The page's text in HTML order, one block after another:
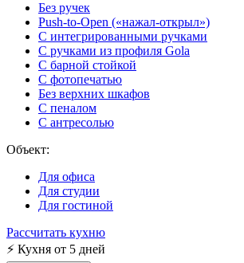
Без ручек
Push-to-Open («нажал-открыл»)
С интегрированными ручками
С ручками из профиля Gola
С барной стойкой
С фотопечатью
Без верхних шкафов
С пеналом
С антресолью
Объект:
Для офиса
Для студии
Для гостиной
Рассчитать кухню
⚡ Кухня от 5 дней